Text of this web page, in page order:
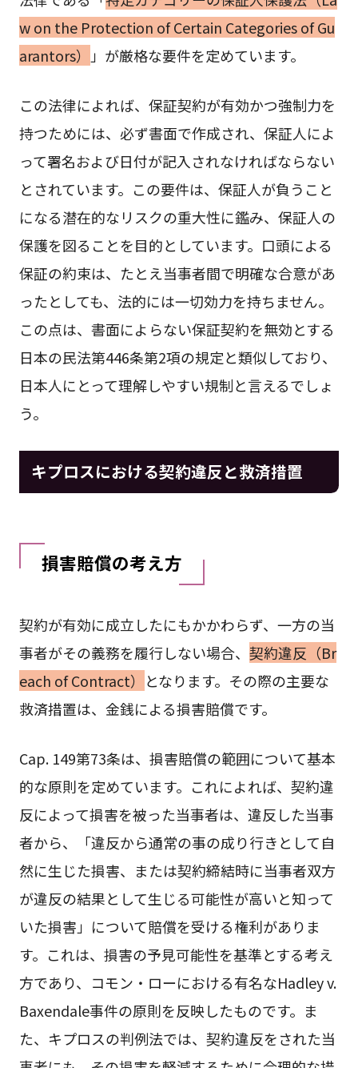
w on the Protection of Certain Categories of Gu
arantors）
」が厳格な要件を定めています。
この法律によれば、保証契約が有効かつ強制力を
持つためには、必ず書面で作成され、保証人によ
って署名および日付が記入されなければならない
とされています。この要件は、保証人が負うこと
になる潜在的なリスクの重大性に鑑み、保証人の
保護を図ることを目的としています。口頭による
保証の約束は、たとえ当事者間で明確な合意があ
ったとしても、法的には一切効力を持ちません。
この点は、書面によらない保証契約を無効とする
日本の民法第446条第2項の規定と類似しており、
日本人にとって理解しやすい規制と言えるでしょ
う。
キプロスにおける契約違反と救済措置
損害賠償の考え方
契約が有効に成立したにもかかわらず、一方の当
事者がその義務を履行しない場合、 契約違反（Br
each of Contract） となります。その際の主要な
救済措置は、金銭による損害賠償です。
Cap. 149第73条は、損害賠償の範囲について基本
的な原則を定めています。これによれば、契約違
反によって損害を被った当事者は、違反した当事
者から、「違反から通常の事の成り行きとして自
然に生じた損害、または契約締結時に当事者双方
が違反の結果として生じる可能性が高いと知って
いた損害」について賠償を受ける権利がありま
す。これは、損害の予見可能性を基準とする考え
方であり、コモン・ローにおける有名なHadley v.
Baxendale事件の原則を反映したものです。ま
た、キプロスの判例法では、契約違反をされた当